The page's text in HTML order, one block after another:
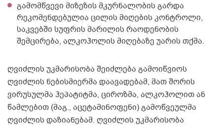
გამომწვევი მიზეზის მკურნალობის გარდა
რეკომენდებულია ცილის მიღების კონტროლი,
საკვებში სუფრის მარილის რაოდენობის
შემცირება, ალკოჰოლის მიღებაზე უარის თქმა.
ღვიძლის უკმარისობა შეიძლება გამოიწვიოს
ღვიძლის ნებისმიერმა დაავადებამ, მათ შორის
ვირუსულმა ჰეპატიტმა, ციროზმა, ალკოჰოლით ან
წამლებით (მაგ., აცეტამინოფენი) გამოწვეულმა
ღვიძლის დაზიანებამ. ღვიძლის უკმარისობა